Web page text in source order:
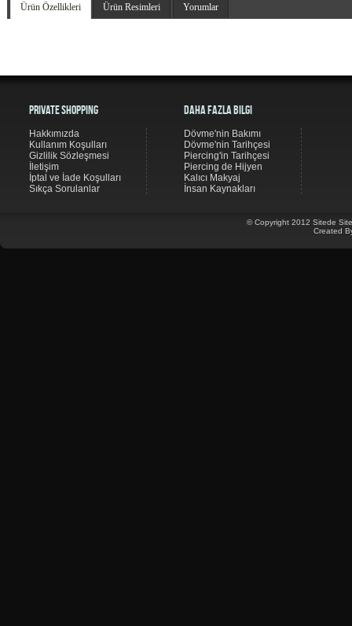
Ürün Özellikleri Ürün Resimleri Yorumlar
Private Shopping
Hakkımızda
Kullanım Koşulları
Gizlilik Sözleşmesi
İletişim
İptal ve İade Koşulları
Sıkça Sorulanlar
© Copyright 2012 Sitede
Created
Daha Fazla Bilgi
Dövme'nin Bakımı
Dövme'nin Tarihçesi
Piercing'in Tarihçesi
Piercing de Hijyen
Kalıcı Makyaj
İnsan Kaynakları